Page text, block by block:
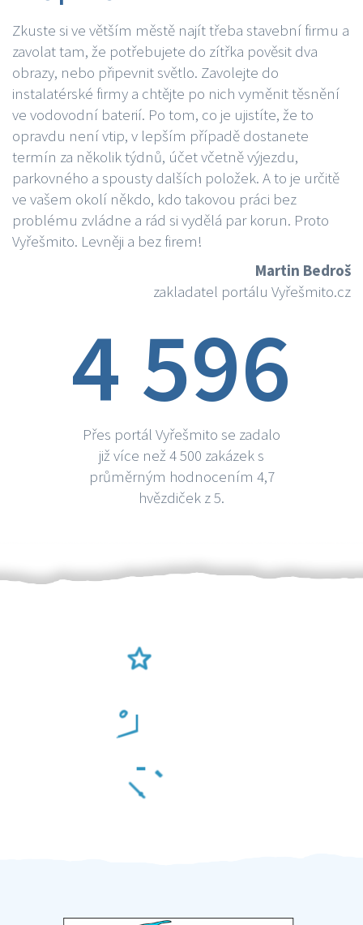
Zkuste si ve větším městě najít třeba stavební firmu a
zavolat tam, že potřebujete do zítřka pověsit dva
obrazy, nebo připevnit světlo. Zavolejte do
instalatérské firmy a chtějte po nich vyměnit těsnění
ve vodovodní baterií. Po tom, co je ujistíte, že to
opravdu není vtip, v lepším případě dostanete
termín za několik týdnů, účet včetně výjezdu,
parkovného a spousty dalších položek. A to je určitě
ve vašem okolí někdo, kdo takovou práci bez
problému zvládne a rád si vydělá par korun. Proto
Vyřešmito. Levněji a bez firem!
Martin Bedroš
zakladatel portálu Vyřešmito.cz
4 596
Přes portál Vyřešmito se zadalo
již více než 4 500 zakázek s
průměrným hodnocením 4,7
hvězdiček z 5.